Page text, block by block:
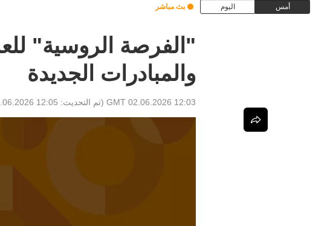
أمس اليوم بث مباشر
"الفرصة الروسية"
والمبادرات الجديدة
12:03 GMT 02.06.2026 (تم التحديث: 12:05 GMT 02.06.2026